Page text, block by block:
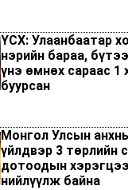
ҮСХ: Улаанбаатар
нэрийн бараа,
үнэ өмнөх сараас 1
буурсан
Монгол Улсын
үйлдвэр 3 төрлийн
дотоодын
нийлүүлж байна